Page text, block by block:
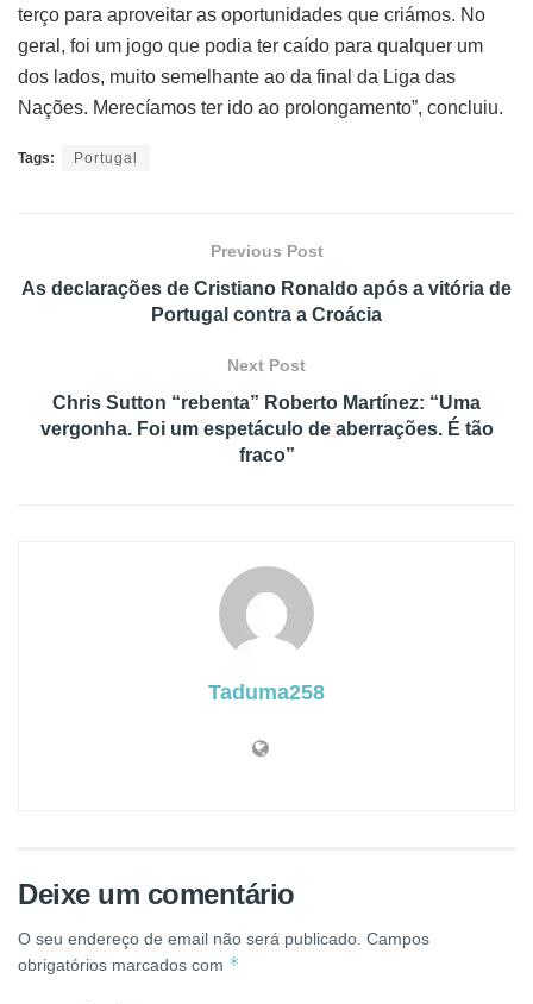
terço para aproveitar as oportunidades que criámos. No
geral, foi um jogo que podia ter caído para qualquer um
dos lados, muito semelhante ao da final da Liga das
Nações. Merecíamos ter ido ao prolongamento”, concluiu.
Tags: Portugal
Previous Post
As declarações de Cristiano Ronaldo após a vitória de
Portugal contra a Croácia
Next Post
Chris Sutton “rebenta” Roberto Martínez: “Uma
vergonha. Foi um espetáculo de aberrações. É tão
fraco”
Taduma258
Deixe um comentário
O seu endereço de email não será publicado. Campos
obrigatórios marcados com *